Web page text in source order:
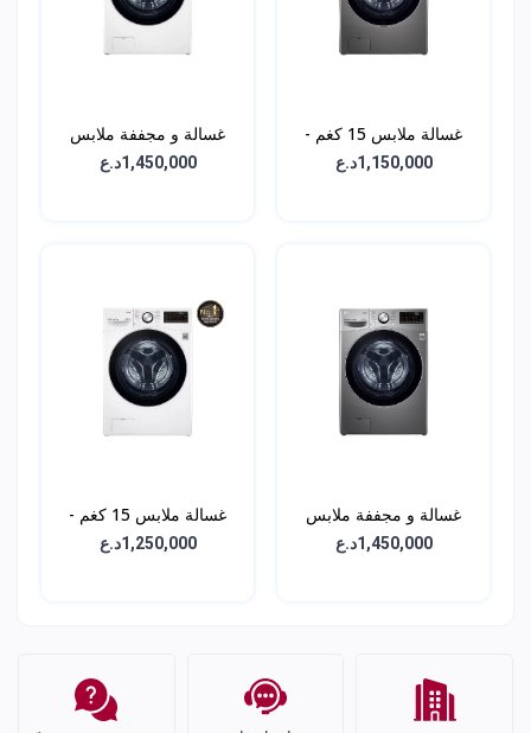
غسالة ملابس 15 كغم -
WL91H62PN
1,150,000د.ع
غسالة و مجففة ملابس
(2في1) 15 كغم -1,450,000د.ع
غسالة و مجففة ملابس
(2في1) 15 كغم -1,450,000د.ع
غسالة ملابس 15 كغم -
WL91H02PN
1,250,000د.ع